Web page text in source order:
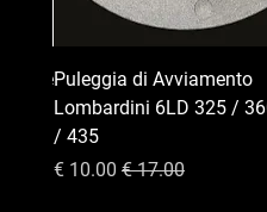
Puleggia di Avviamento
Lombardini 6LD 325 /
/ 435
سعر عاديسعر البيع